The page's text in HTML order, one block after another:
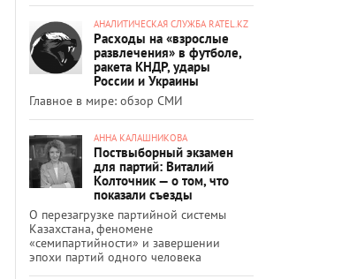
АНАЛИТИЧЕСКАЯ СЛУЖБА RATEL.KZ
Расходы на «взрослые
развлечения» в футболе,
ракета КНДР, удары
России и Украины
Главное в мире: обзор СМИ
АННА КАЛАШНИКОВА
Поствыборный экзамен
для партий: Виталий
Колточник — о том, что
показали съезды
О перезагрузке партийной системы
Казахстана, феномене
«семипартийности» и завершении
эпохи партий одного человека